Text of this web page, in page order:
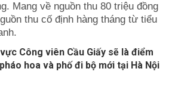
Mang về nguồn thu 80 triệu đồng
thu cố định hàng tháng từ tiểu
Công viên Cầu Giấy sẽ là điểm
hoa và phố đi bộ mới tại Hà Nội